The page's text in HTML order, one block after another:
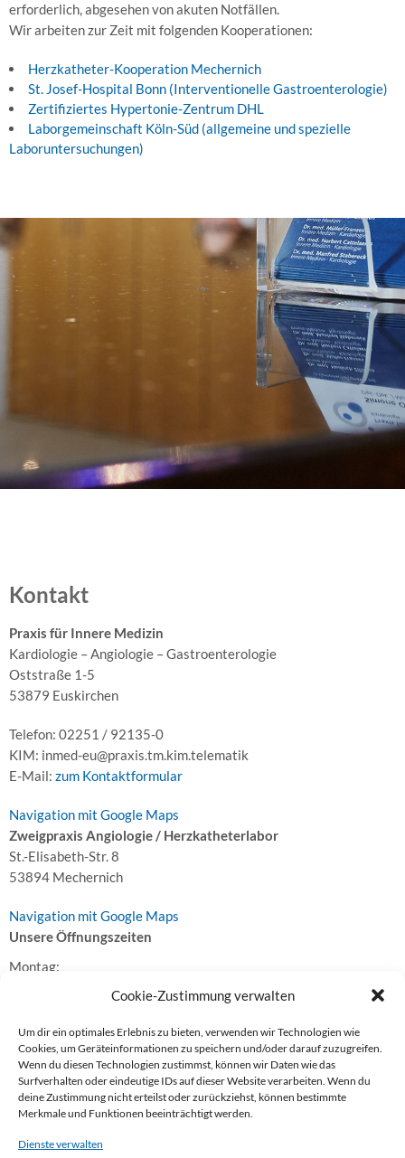
Cookie-Zustimmung verwalten
Um dir ein optimales Erlebnis zu bieten, verwenden wir Technologien wie
Cookies, um Geräteinformationen zu speichern und/oder darauf zuzugreifen.
Wenn du diesen Technologien zustimmst, können wir Daten wie das
Surfverhalten oder eindeutige IDs auf dieser Website verarbeiten. Wenn du
deine Zustimmung nicht erteilst oder zurückziehst, können bestimmte
Merkmale und Funktionen beeinträchtigt werden.
Dienste verwalten
erforderlich, abgesehen von akuten Notfällen.
Wir arbeiten zur Zeit mit folgenden Kooperationen:
Herzkatheter-Kooperation Mechernich
St. Josef-Hospital Bonn (Interventionelle Gastroenterologie)
Zertifiziertes Hypertonie-Zentrum DHL
Laborgemeinschaft Köln-Süd (allgemeine und spezielle
Laboruntersuchungen)
Kontakt
Praxis für Innere Medizin
Kardiologie – Angiologie – Gastroenterologie
Oststraße 1-5
53879 Euskirchen
Telefon: 02251 / 92135-0
KIM: inmed-eu@praxis.tm.kim.telematik
E-Mail: zum Kontaktformular
Navigation mit Google Maps
Zweigpraxis Angiologie / Herzkatheterlabor
St.-Elisabeth-Str. 8
53894 Mechernich
Navigation mit Google Maps
Unsere Öffnungszeiten
Montag:
09:00-13:00 Uhr und 14:00-16:00 Uhr
09:00-13:00 Uhr und 14:00-16:00 Uhr
Mittwoch:
09:00-13:00 Uhr
Donnerstag:
09:00-13:00 Uhr und 14:00-16:00 Uhr
09:00-13:00 Uhr